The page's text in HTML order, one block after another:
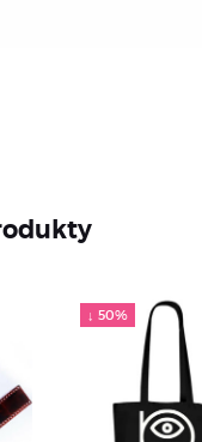
↓ 50%